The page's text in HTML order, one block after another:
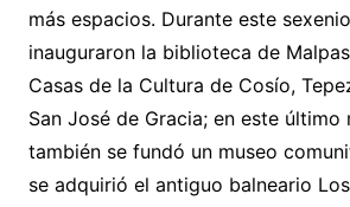
más espacios. Durante este
inauguraron la biblioteca de
Casas de la Cultura de Cosío,
San José de Gracia; en este último
también se fundó un museo
se adquirió el antiguo balneario